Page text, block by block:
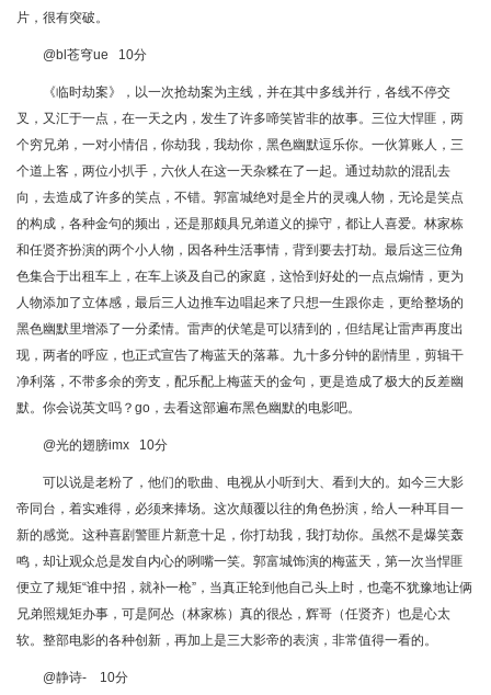
片，很有突破。
@bl苍穹ue 10分
《临时劫案》，以一次抢劫案为主线，并在其中多线并行，各线不停交
叉，又汇于一点，在一天之内，发生了许多啼笑皆非的故事。三位大悍匪，两
个穷兄弟，一对小情侣，你劫我，我劫你，黑色幽默逗乐你。一伙算账人，三
个道上客，两位小扒手，六伙人在这一天杂糅在了一起。通过劫款的混乱去
向，去造成了许多的笑点，不错。郭富城绝对是全片的灵魂人物，无论是笑点
的构成，各种金句的频出，还是那颇具兄弟道义的操守，都让人喜爱。林家栋
和任贤齐扮演的两个小人物，因各种生活事情，背到要去打劫。最后这三位角
色集合于出租车上，在车上谈及自己的家庭，这恰到好处的一点点煽情，更为
人物添加了立体感，最后三人边推车边唱起来了只想一生跟你走，更给整场的
黑色幽默里增添了一分柔情。雷声的伏笔是可以猜到的，但结尾让雷声再度出
现，两者的呼应，也正式宣告了梅蓝天的落幕。九十多分钟的剧情里，剪辑干
净利落，不带多余的旁支，配乐配上梅蓝天的金句，更是造成了极大的反差幽
默。你会说英文吗？go，去看这部遍布黑色幽默的电影吧。
@光的翅膀imx 10分
可以说是老粉了，他们的歌曲、电视从小听到大、看到大的。如今三大影
帝同台，着实难得，必须来捧场。这次颠覆以往的角色扮演，给人一种耳目一
新的感觉。这种喜剧警匪片新意十足，你打劫我，我打劫你。虽然不是爆笑轰
鸣，却让观众总是发自内心的咧嘴一笑。郭富城饰演的梅蓝天，第一次当悍匪
便立了规矩“谁中招，就补一枪”，当真正轮到他自己头上时，也毫不犹豫地让俩
兄弟照规矩办事，可是阿怂（林家栋）真的很怂，辉哥（任贤齐）也是心太
软。整部电影的各种创新，再加上是三大影帝的表演，非常值得一看的。
@静诗- 10分